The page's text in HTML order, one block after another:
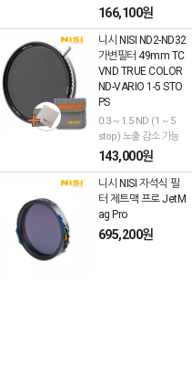
166,100원
니시 NISI ND2-ND32
가변필터 49mm TC
VND TRUE COLOR
ND-VARIO 1-5 STO
PS
0.3 ~ 1.5 ND (1 ~ 5
stop) 노출 감소 가능
143,000원
니시 NISI 자석식 필
터 제트맥 프로 JetM
ag Pro
695,200원